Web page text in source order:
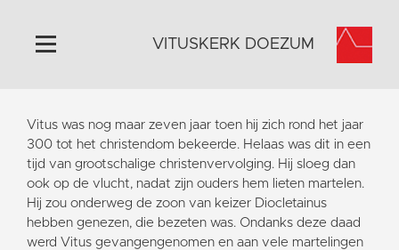
Home
Algemeen
Historie
Omgeving
Activiteiten
VITUSKERK DOEZUM
Vitus was nog maar zeven jaar toen hij zich rond het jaar
300 tot het christendom bekeerde. Helaas was dit in een
tijd van grootschalige christenvervolging. Hij sloeg dan
ook op de vlucht, nadat zijn ouders hem lieten martelen.
Hij zou onderweg de zoon van keizer Diocletainus
hebben genezen, die bezeten was. Ondanks deze daad
werd Vitus gevangengenomen en aan vele martelingen